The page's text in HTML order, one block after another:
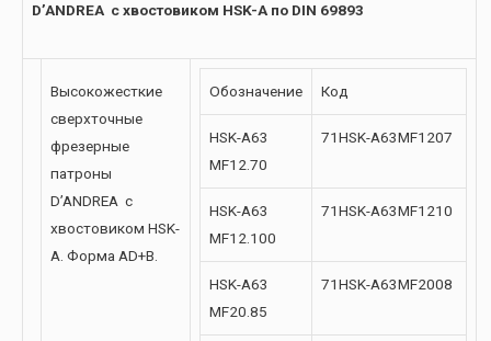
D’ANDREA с хвостовиком HSK-A по DIN 69893
Высокожесткие
сверхточные
фрезерные
патроны
D’ANDREA с
хвостовиком HSK-
A. Форма AD+B.
Обозначение Код
HSK-A63
MF12.70
71HSK-A63MF1207
HSK-A63
MF12.100
71HSK-A63MF1210
HSK-A63
MF20.85
71HSK-A63MF2008